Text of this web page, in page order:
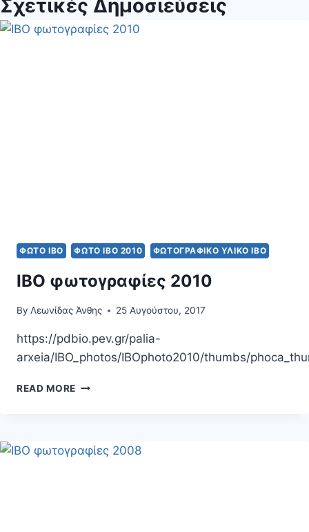
Σχετικές Δημοσιεύσεις
ΦΩΤΟ IBO ΦΩΤΟ ΙΒΟ 2010 ΦΩΤΟΓΡΑΦΙΚΌ ΥΛΙΚΌ ΙΒΟ
IBO φωτογραφίες 2010
By Λεωνίδας Άνθης 25 Αυγούστου, 2017
https://pdbio.pev.gr/palia-
arxeia/IBO_photos/IBOphoto2010/thumbs/
READ MORE IBO